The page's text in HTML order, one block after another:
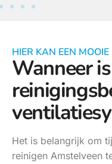
HIER KAN EEN
Wanneer
Het is belangrijk om
reinigen Amstelveen